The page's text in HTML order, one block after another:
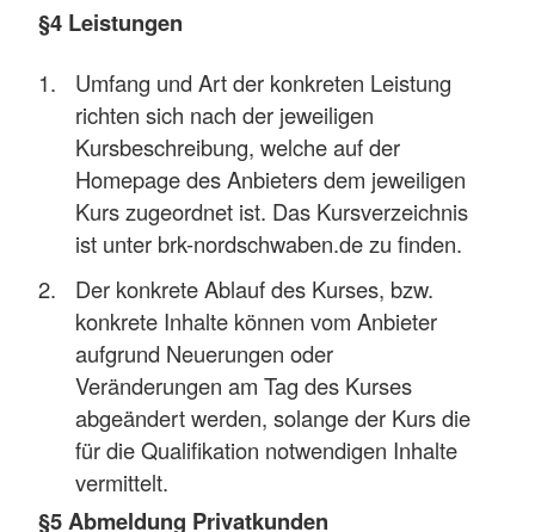
§4 Leistungen
Umfang und Art der konkreten Leistung
richten sich nach der jeweiligen
Kursbeschreibung, welche auf der
Homepage des Anbieters dem jeweiligen
Kurs zugeordnet ist. Das Kursverzeichnis
ist unter brk-nordschwaben.de zu finden.
Der konkrete Ablauf des Kurses, bzw.
konkrete Inhalte können vom Anbieter
aufgrund Neuerungen oder
Veränderungen am Tag des Kurses
abgeändert werden, solange der Kurs die
für die Qualifikation notwendigen Inhalte
vermittelt.
§5 Abmeldung Privatkunden